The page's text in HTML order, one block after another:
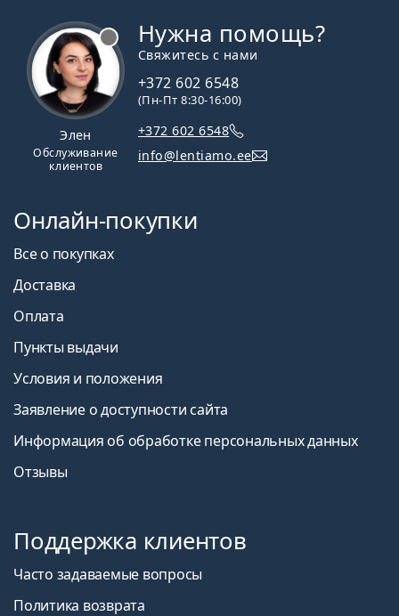
Элен
Обслуживание
клиентов
Нужна помощь?
Свяжитесь с нами
+372 602 6548
(Пн-Пт 8:30-16:00)
+372 602 6548
info@lentiamo.ee
Онлайн-покупки
Все о покупках
Доставка
Оплата
Пункты выдачи
Условия и положения
Заявление о доступности сайта
Информация об обработке персональных данных
Отзывы
Поддержка клиентов
Часто задаваемые вопросы
Политика возврата